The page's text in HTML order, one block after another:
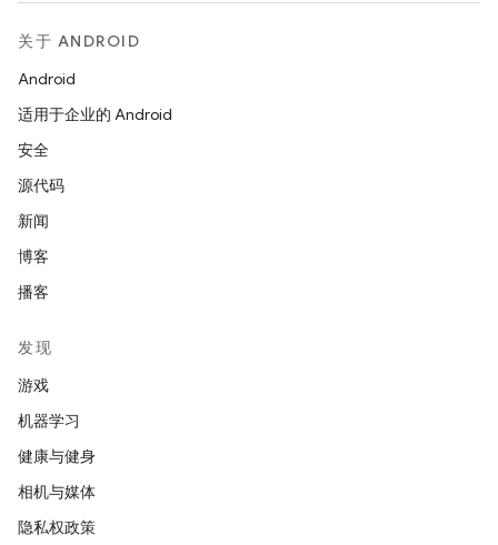
关于 ANDROID
Android
适用于企业的 Android
安全
源代码
新闻
博客
播客
发现
游戏
机器学习
健康与健身
相机与媒体
隐私权政策